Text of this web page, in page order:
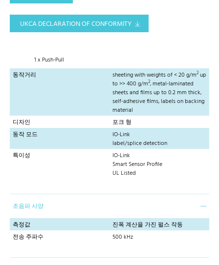
UKCA DECLARATION OF CONFORMITY
1 x Push-Pull
동작거리
sheeting with weights of < 20 g/m2 up
to >> 400 g/m2, metal-laminated
sheets and films up to 0.2 mm thick,
self-adhesive films, labels on backing
material
디자인
포크 형
동작 모드
IO-Link
label/splice detection
특이성
IO-Link
Smart Sensor Profile
UL Listed
초음파 사양
측정값
진폭 계산을 가진 펄스 작동
전송 주파수
500 kHz